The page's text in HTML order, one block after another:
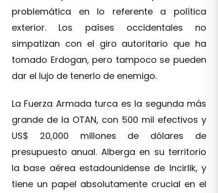
problemática en lo referente a política
exterior. Los países occidentales no
simpatizan con el giro autoritario que ha
tomado Erdogan, pero tampoco se pueden
dar el lujo de tenerlo de enemigo.
La Fuerza Armada turca es la segunda más
grande de la OTAN, con 500 mil efectivos y
US$ 20,000 millones de dólares de
presupuesto anual. Alberga en su territorio
la base aérea estadounidense de Incirlik, y
tiene un papel absolutamente crucial en el